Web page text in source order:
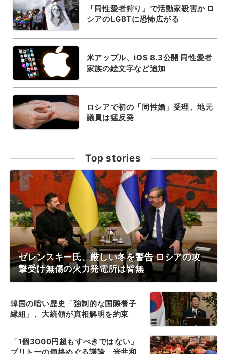
「同性愛者狩り」で活動家殺害か ロ
シアのLGBTに恐怖広がる
米アップル、iOS 8.3公開 同性愛者
家族の絵文字など追加
ロシアで初の「同性婚」受理、地元
議員は猛反発
Top stories
ゼレンスキー氏、厳しい冬を警告 ロシアの攻
撃受け無傷の火力発電所は皆無
韓国の暗い歴史「強制的な国際養子
縁組」、大統領が真相解明を約束
「1個3000円超もすべきではない」